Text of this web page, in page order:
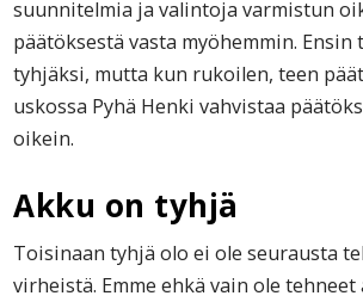
suunnitelmia ja valintoja varmistun
päätöksestä vasta myöhemmin. Ensin
tyhjäksi, mutta kun rukoilen, teen
uskossa Pyhä Henki vahvistaa
oikein.
Akku on tyhjä
Toisinaan tyhjä olo ei ole seurausta
virheistä. Emme ehkä vain ole